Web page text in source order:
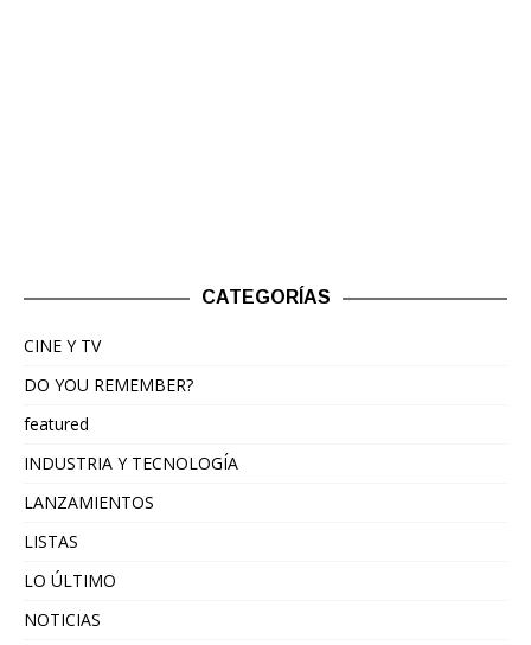
CATEGORÍAS
CINE Y TV
DO YOU REMEMBER?
featured
INDUSTRIA Y TECNOLOGÍA
LANZAMIENTOS
LISTAS
LO ÚLTIMO
NOTICIAS